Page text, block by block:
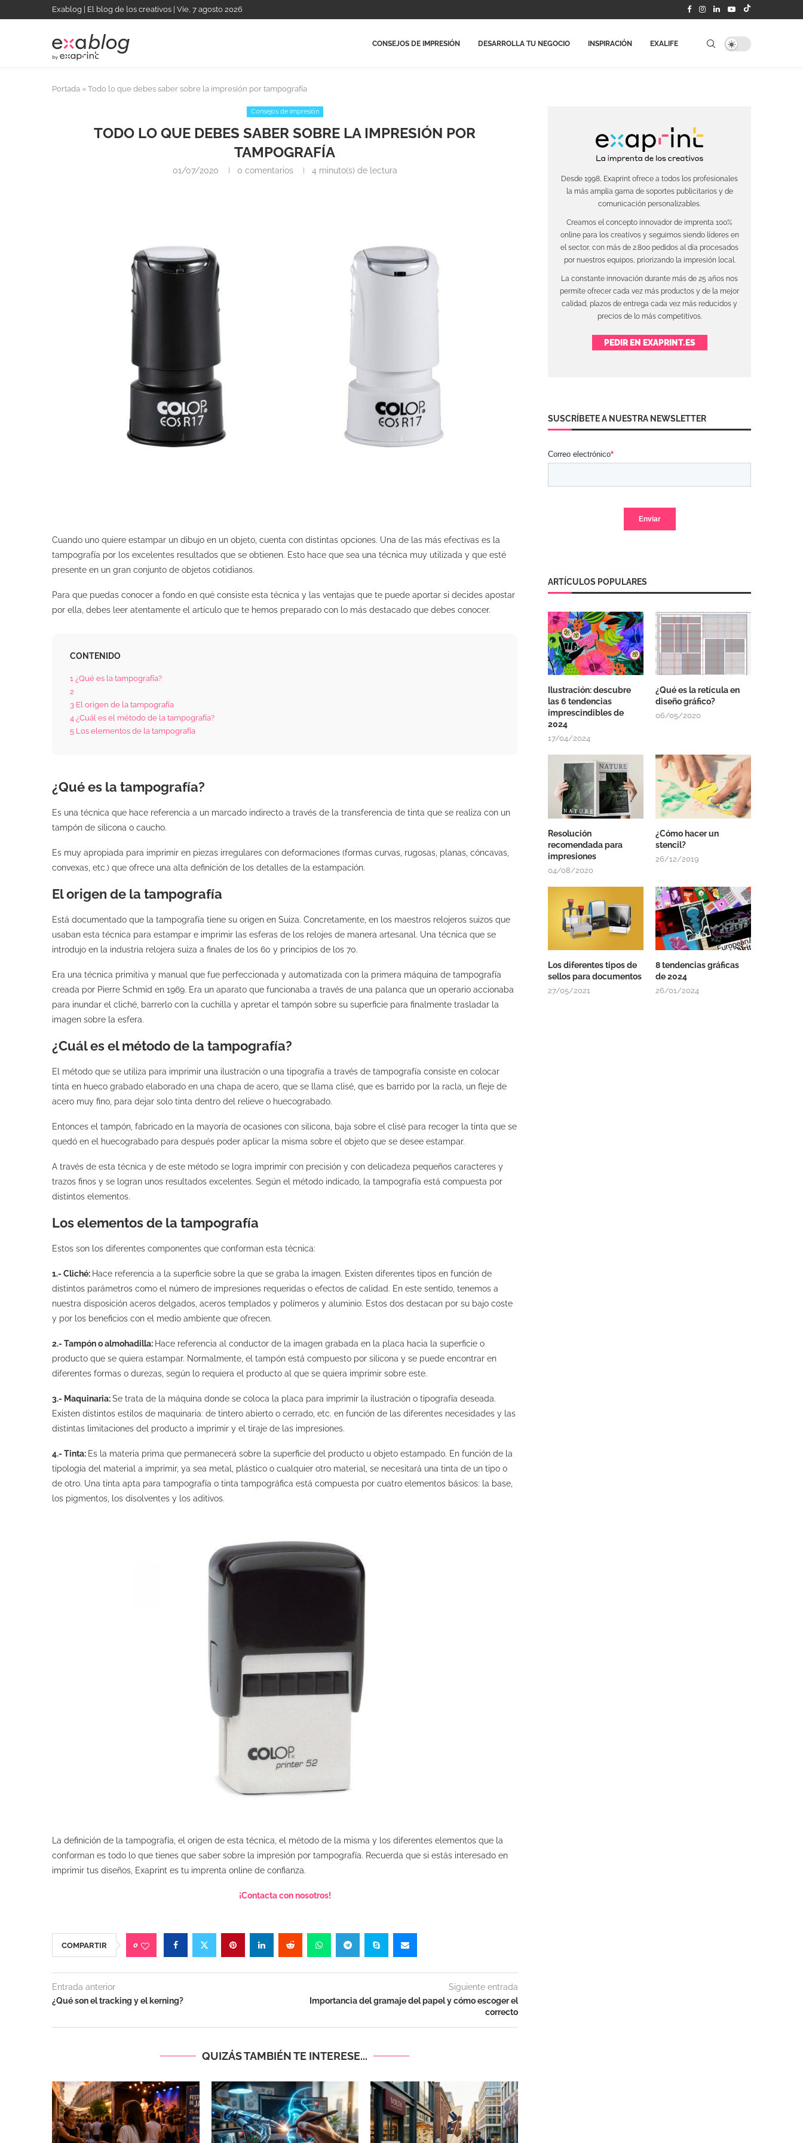
Exablog | El blog de los creativos | Vie, 7 agosto 2026
CONSEJOS DE IMPRESIÓN DESARROLLA TU NEGOCIO INSPIRACIÓN EXALIFE
Portada » Todo lo que debes saber sobre la impresión por tampografía
Consejos de impresión
TODO LO QUE DEBES SABER SOBRE LA IMPRESIÓN POR
TAMPOGRAFÍA
01/07/2020 0 comentarios 4 minuto(s) de lectura
Cuando uno quiere estampar un dibujo en un objeto, cuenta con distintas opciones. Una de las más efectivas es la
tampografía por los excelentes resultados que se obtienen. Esto hace que sea una técnica muy utilizada y que esté
presente en un gran conjunto de objetos cotidianos.
Para que puedas conocer a fondo en qué consiste esta técnica y las ventajas que te puede aportar si decides apostar
por ella, debes leer atentamente el artículo que te hemos preparado con lo más destacado que debes conocer.
CONTENIDO
1 ¿Qué es la tampografía?
2
3 El origen de la tampografía
4 ¿Cuál es el método de la tampografía?
5 Los elementos de la tampografía
¿Qué es la tampografía?
Es una técnica que hace referencia a un marcado indirecto a través de la transferencia de tinta que se realiza con un
tampón de silicona o caucho.
Es muy apropiada para imprimir en piezas irregulares con deformaciones (formas curvas, rugosas, planas, cóncavas,
convexas, etc.) que ofrece una alta definición de los detalles de la estampación.
El origen de la tampografía
Está documentado que la tampografía tiene su origen en Suiza. Concretamente, en los maestros relojeros suizos que
usaban esta técnica para estampar e imprimir las esferas de los relojes de manera artesanal. Una técnica que se
introdujo en la industria relojera suiza a finales de los 60 y principios de los 70.
Era una técnica primitiva y manual que fue perfeccionada y automatizada con la primera máquina de tampografía
creada por Pierre Schmid en 1969. Era un aparato que funcionaba a través de una palanca que un operario accionaba
para inundar el cliché, barrerlo con la cuchilla y apretar el tampón sobre su superficie para finalmente trasladar la
imagen sobre la esfera.
¿Cuál es el método de la tampografía?
El método que se utiliza para imprimir una ilustración o una tipografía a través de tampografía consiste en colocar
tinta en hueco grabado elaborado en una chapa de acero, que se llama clisé, que es barrido por la racla, un fleje de
acero muy fino, para dejar solo tinta dentro del relieve o huecograbado.
Entonces el tampón, fabricado en la mayoría de ocasiones con silicona, baja sobre el clisé para recoger la tinta que se
quedó en el huecograbado para después poder aplicar la misma sobre el objeto que se desee estampar.
A través de esta técnica y de este método se logra imprimir con precisión y con delicadeza pequeños caracteres y
trazos finos y se logran unos resultados excelentes. Según el método indicado, la tampografía está compuesta por
distintos elementos.
Los elementos de la tampografía
Estos son los diferentes componentes que conforman esta técnica:
1.- Cliché: Hace referencia a la superficie sobre la que se graba la imagen. Existen diferentes tipos en función de
distintos parámetros como el número de impresiones requeridas o efectos de calidad. En este sentido, tenemos a
nuestra disposición aceros delgados, aceros templados y polímeros y aluminio. Estos dos destacan por su bajo coste
y por los beneficios con el medio ambiente que ofrecen.
2.- Tampón o almohadilla: Hace referencia al conductor de la imagen grabada en la placa hacia la superficie o
producto que se quiera estampar. Normalmente, el tampón está compuesto por silicona y se puede encontrar en
diferentes formas o durezas, según lo requiera el producto al que se quiera imprimir sobre este.
3.- Maquinaria:Se trata de la máquina donde se coloca la placa para imprimir la ilustración o tipografía deseada.
Existen distintos estilos de maquinaria: de tintero abierto o cerrado, etc. en función de las diferentes necesidades y las
distintas limitaciones del producto a imprimir y el tiraje de las impresiones.
4.- Tinta: Es la materia prima que permanecerá sobre la superficie del producto u objeto estampado. En función de la
tipología del material a imprimir, ya sea metal, plástico o cualquier otro material, se necesitará una tinta de un tipo o
de otro. Una tinta apta para tampografía o tinta tampográfica está compuesta por cuatro elementos básicos: la base,
los pigmentos, los disolventes y los aditivos.
La definición de la tampografía, el origen de esta técnica, el método de la misma y los diferentes elementos que la
conforman es todo lo que tienes que saber sobre la impresión por tampografía. Recuerda que si estás interesado en
imprimir tus diseños, Exaprint es tu imprenta online de confianza.
¡Contacta con nosotros!
COMPARTIR 0
Entrada anterior
¿Qué son el tracking y el kerning?
Siguiente entrada
Importancia del gramaje del papel y cómo escoger el
correcto
QUIZÁS TAMBIÉN TE INTERESE...
Desde 1998, Exaprint ofrece a todos los profesionales
la más amplia gama de soportes publicitarios y de
comunicación personalizables.
Creamos el concepto innovador de imprenta 100%
online para los creativos y seguimos siendo líderes en
el sector, con más de 2.800 pedidos al día procesados
por nuestros equipos, priorizando la impresión local.
La constante innovación durante más de 25 años nos
permite ofrecer cada vez más productos y de la mejor
calidad, plazos de entrega cada vez más reducidos y
precios de lo más competitivos.
PEDIR EN EXAPRINT.ES
SUSCRÍBETE A NUESTRA NEWSLETTER
ARTÍCULOS POPULARES
Ilustración: descubre
las 6 tendencias
imprescindibles de
2024
17/04/2024
¿Qué es la retícula en
diseño gráfico?
06/05/2020
Resolución
recomendada para
impresiones
04/08/2020
¿Cómo hacer un
stencil?
26/12/2019
Los diferentes tipos de
sellos para documentos
27/05/2021
8 tendencias gráficas
de 2024
26/01/2024